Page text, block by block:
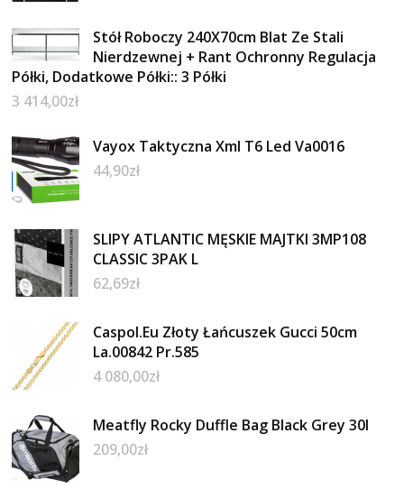
Stół Roboczy 240X70cm Blat Ze Stali
Nierdzewnej + Rant Ochronny Regulacja
Półki, Dodatkowe Półki:: 3 Półki
3 414,00zł
Vayox Taktyczna Xml T6 Led Va0016
44,90zł
SLIPY ATLANTIC MĘSKIE MAJTKI 3MP108
CLASSIC 3PAK L
62,69zł
Caspol.Eu Złoty Łańcuszek Gucci 50cm
La.00842 Pr.585
4 080,00zł
Meatfly Rocky Duffle Bag Black Grey 30l
209,00zł